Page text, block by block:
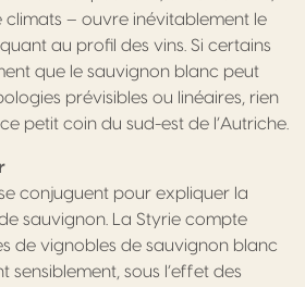
climats – ouvre inévitablement le
au profil des vins. Si certains
que le sauvignon blanc peut
prévisibles ou linéaires, rien
petit coin du sud-est de l’Autriche.
conjuguent pour expliquer la
sauvignon. La Styrie compte
de vignobles de sauvignon blanc
sensiblement, sous l’effet des